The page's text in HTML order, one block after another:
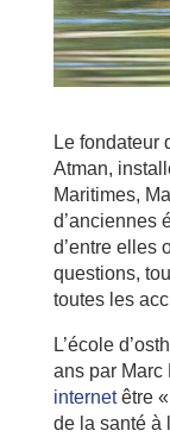
Le fondateur
Atman,
Maritimes,
d’anciennes
d’entre elles
questions,
toutes les
L’école
ans par Marc
internetêtre
de la santé à